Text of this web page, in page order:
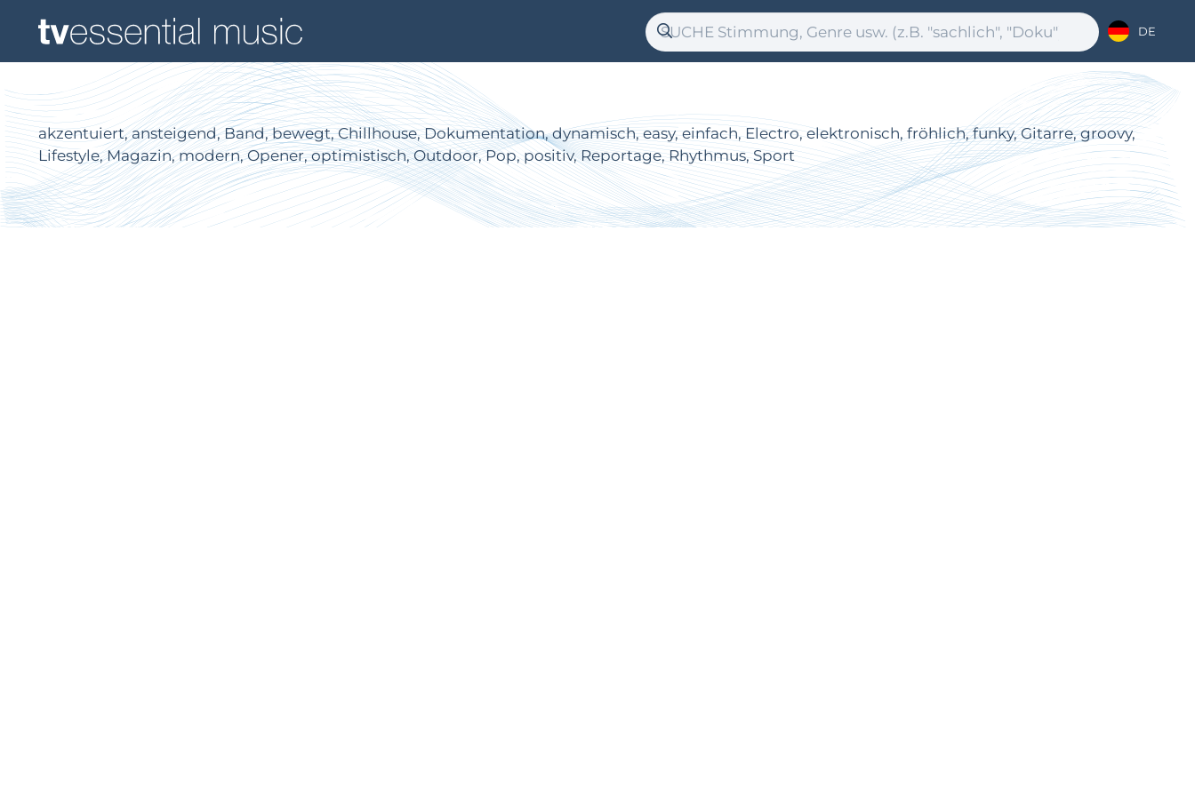
DE
akzentuiert, ansteigend, Band, bewegt, Chillhouse, Dokumentation, dynamisch, easy, einfach, Electro, elektronisch, fröhlich, funky, Gitarre, groovy,
Lifestyle, Magazin, modern, Opener, optimistisch, Outdoor, Pop, positiv, Reportage, Rhythmus, Sport